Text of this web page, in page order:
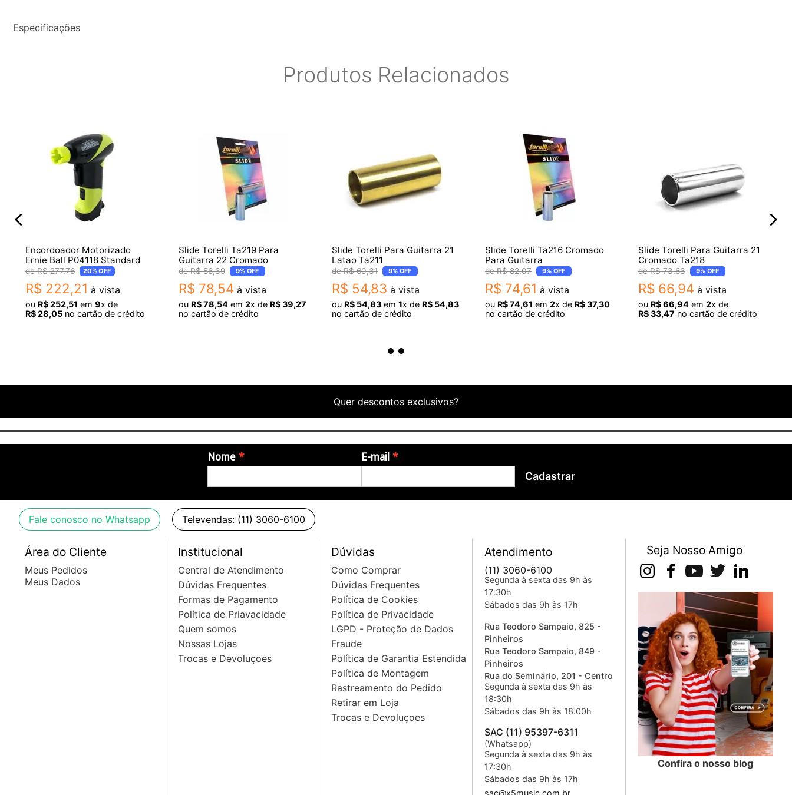
Especificações
Produtos Relacionados
Encordoador Motorizado
Ernie Ball P04118 Standard
R$ 277,76 20%OFF
R$ 222,21 à vista
ou R$252,51 em 9x de
R$28,05 no cartão de crédito
Slide Torelli Ta219 Para
Guitarra 22 Cromado
R$ 86,39 9%OFF
R$ 78,54 à vista
ou R$78,54 em 2x de R$39,27
no cartão de crédito
Slide Torelli Para Guitarra 21
Latao Ta211
R$ 60,31 9%OFF
R$ 54,83 à vista
ou R$ 54,83 em 1x de R$ 54,83
no cartão de crédito
Slide Torelli Ta216 Cromado
Para Guitarra
R$ 82,07 9%OFF
R$ 74,61 à vista
ou R$74,61 em 2x de R$37,30
no cartão de crédito
Slide Torelli Para Guitarra 21
Cromado Ta218
R$ 73,63 9%OFF
R$ 66,94 à vista
ou R$66,94 em 2x de
R$33,47 no cartão de crédito
Quer descontos exclusivos?
Nome E-mail
Cadastrar
Fale conosco no Whatsapp Televendas: (11) 3060-6100
Área do Cliente
Meus Pedidos
Meus Dados
Institucional
Central de Atendimento
Dúvidas Frequentes
Formas de Pagamento
Política de Priavacidade
Quem somos
Nossas Lojas
Trocas e Devoluçoes
Dúvidas
Como Comprar
Dúvidas Frequentes
Política de Cookies
Política de Privacidade
LGPD - Proteção de Dados
Fraude
Política de Garantia Estendida
Política de Montagem
Rastreamento do Pedido
Retirar em Loja
Trocas e Devoluçoes
Atendimento
(11) 3060-6100
Segunda à sexta das 9h às
17:30h
Sábados das 9h às 17h
Rua Teodoro Sampaio, 825 -
Pinheiros
Rua Teodoro Sampaio, 849 -
Pinheiros
Rua do Seminário, 201 - Centro
Segunda à sexta das 9h às
18:30h
Sábados das 9h às 18:00h
SAC (11) 95397-6311
(Whatsapp)
Segunda à sexta das 9h às
17:30h
Sábados das 9h às 17h
sac@x5music.com.br
Seja Nosso Amigo
Confira o nosso blog